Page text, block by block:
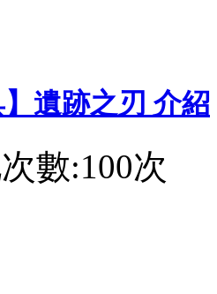
】遺跡之刃 介紹
數:100次